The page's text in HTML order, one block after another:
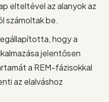
elteltével az alanyok az
számoltak be.
hogy a
jelentősen
a REM-fázisokkal
az elalváshoz